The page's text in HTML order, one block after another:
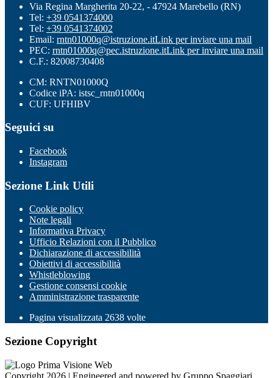
Via Regina Margherita 20-22, - 47924 Marebello (RN)
Tel: +39 0541374000
Tel: +39 0541374002
Email: rntn01000q@istruzione.itLink per inviare una mail
PEC: rntn01000q@pec.istruzione.itLink per inviare una mail
C.F.: 82008730408
CM: RNTN01000Q
Codice iPA: istsc_rntn01000q
CUF: UFHIBV
Seguici su
Facebook
Instagram
Sezione Link Utili
Cookie policy
Note legali
Informativa Privacy
Ufficio Relazioni con il Pubblico
Dichiarazione di accessibilità
Obiettivi di accessibilità
Whistleblowing
Gestione consensi cookie
Amministrazione trasparente
Pagina visualizzata 2638 volte
Sezione Copyright
Copyright 2026 | Engineered and powered by Gruppo Spaggiari